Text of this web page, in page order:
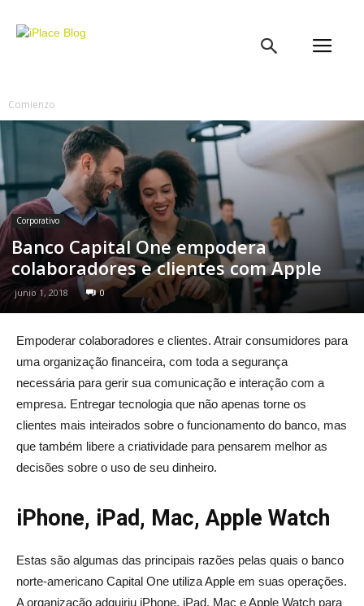
Comienzo
Corporativo
Banco Capital One empodera
colaboradores e clientes com Apple
junio 1, 2018 0
Empoderar colaboradores e clientes. Atrair consumidores para
uma organização financeira, com toda a segurança
necessária para gerir sua comunicação e interação com a
empresa. Entregar tecnologia que não apenas torne os
clientes mais inteirados sobre o funcionamento do banco, mas
que também libere a criatividade para pensarem melhor as
decisões sobre o uso de seu dinheiro.
iPhone, iPad, Mac, Apple Watch
Estas são algumas das principais razões pelas quais o banco
norte-americano Capital One utiliza Apple em suas operações.
A organização adquiriu iPhone, iPad, Mac e Apple Watch para